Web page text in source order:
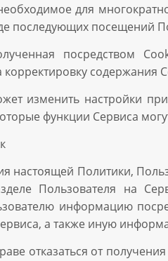
для
последующих посещений
посредством
содержания
изменить настройки
функции Сервиса
настоящей Политики,
Пользователя на
информацию
а также иную
отказаться от